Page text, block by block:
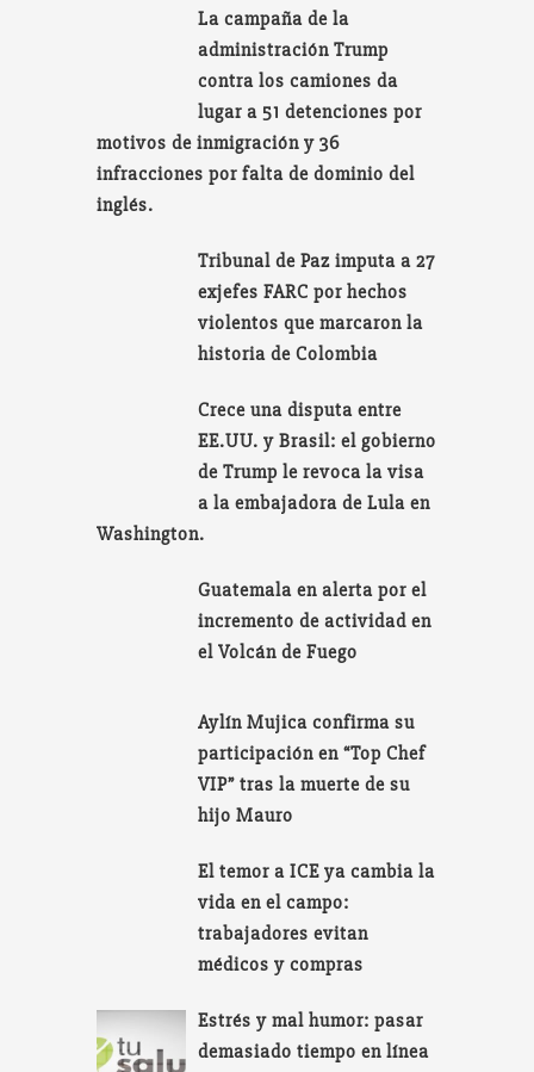
La campaña de la
administración Trump
contra los camiones da
lugar a 51 detenciones por
motivos de inmigración y 36
infracciones por falta de dominio del
inglés.
Tribunal de Paz imputa a 27
exjefes FARC por hechos
violentos que marcaron la
historia de Colombia
Crece una disputa entre
EE.UU. y Brasil: el gobierno
de Trump le revoca la visa
a la embajadora de Lula en
Washington.
Guatemala en alerta por el
incremento de actividad en
el Volcán de Fuego
Aylín Mujica confirma su
participación en “Top Chef
VIP” tras la muerte de su
hijo Mauro
El temor a ICE ya cambia la
vida en el campo:
trabajadores evitan
médicos y compras
Estrés y mal humor: pasar
demasiado tiempo en línea